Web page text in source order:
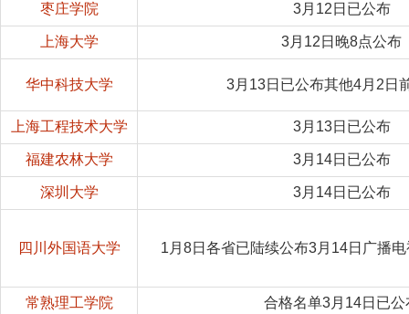
枣庄学院 3月12日已公布
上海大学 3月12日晚8点公布
华中科技大学 3月13日已公布其他4月2日
上海工程技术大学 3月13日已公布
福建农林大学 3月14日已公布
深圳大学 3月14日已公布
四川外国语大学 1月8日各省已陆续公布3月14日广播
常熟理工学院 合格名单3月14日已公